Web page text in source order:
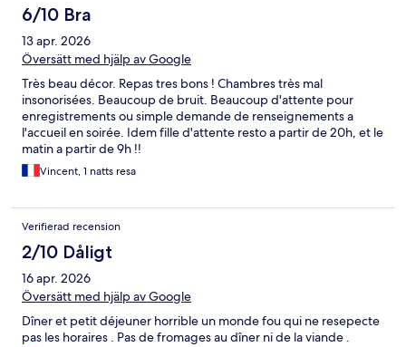
6/10 Bra
13 apr. 2026
Översätt med hjälp av Google
Très beau décor. Repas tres bons ! Chambres très mal
insonorisées. Beaucoup de bruit. Beaucoup d'attente pour
enregistrements ou simple demande de renseignements a
l'accueil en soirée. Idem fille d'attente resto a partir de 20h, et le
matin a partir de 9h !!
Vincent, 1 natts resa
Verifierad recension
2/10 Dåligt
16 apr. 2026
Översätt med hjälp av Google
Dîner et petit déjeuner horrible un monde fou qui ne resepecte
pas les horaires . Pas de fromages au dîner ni de la viande .